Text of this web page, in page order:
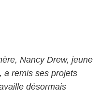
Nancy Drew, jeune
a remis ses projets
désormais